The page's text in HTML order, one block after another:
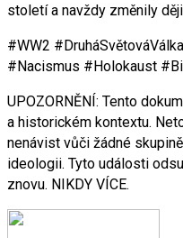
století a navždy změnily
#WW2
#Nacismus #Holokaust
UPOZORNĚNÍ: Tento
a historickém kontextu.
nenávist vůči žádné
ideologii. Tyto události
znovu. NIKDY VÍCE.